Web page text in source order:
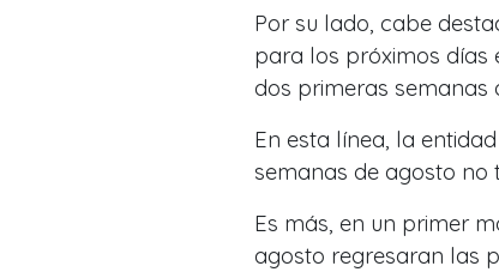
Por su lado, cabe
para los próximos días
dos primeras semanas
En esta línea, la
semanas de agosto no
Es más, en un primer
agosto regresaran las